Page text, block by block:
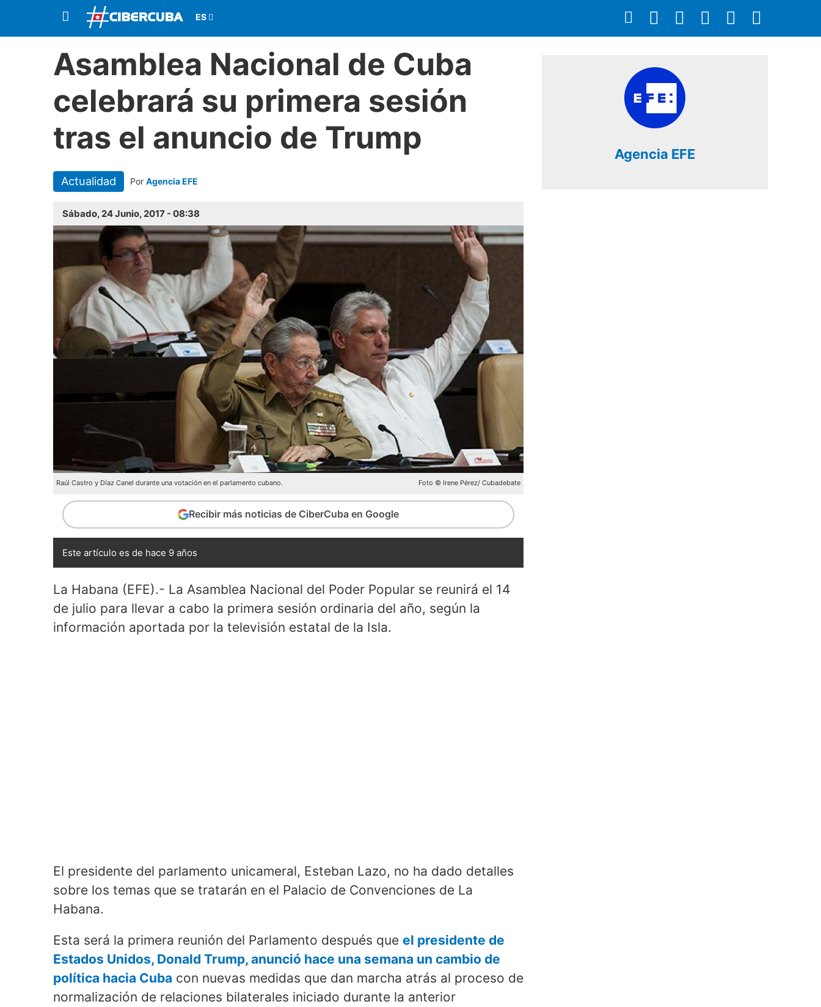
Asamblea Nacional de Cuba
celebrará su primera sesión
tras el anuncio de Trump
Actualidad Por Agencia EFE
Sábado, 24 Junio, 2017 - 08:38
Raúl Castro y Díaz Canel durante una votación en el parlamento cubano. Foto © Irene Pérez/ Cubadebate
Recibir más noticias de CiberCuba en Google
Este artículo es de hace 9 años
La Habana (EFE).- La Asamblea Nacional del Poder Popular se reunirá el 14
de julio para llevar a cabo la primera sesión ordinaria del año, según la
información aportada por la televisión estatal de la Isla.
El presidente del parlamento unicameral, Esteban Lazo, no ha dado detalles
sobre los temas que se tratarán en el Palacio de Convenciones de La
Habana.
Esta será la primera reunión del Parlamento después que el presidente de
Estados Unidos, Donald Trump, anunció hace una semana un cambio de
política hacia Cuba con nuevas medidas que dan marcha atrás al proceso de
normalización de relaciones bilaterales iniciado durante la anterior
Agencia EFE